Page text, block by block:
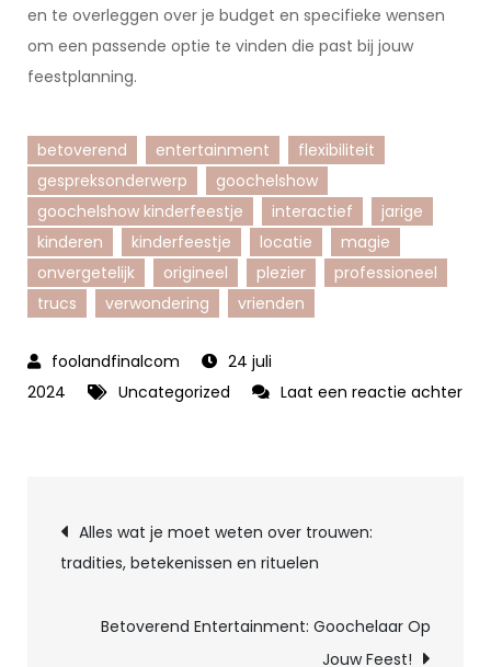
en te overleggen over je budget en specifieke wensen
om een passende optie te vinden die past bij jouw
feestplanning.
betoverend entertainment
flexibiliteit
gespreksonderwerp
goochelshow
goochelshow kinderfeestje
interactief
jarige
kinderen
kinderfeestje locatie
magie
onvergetelijk
origineel plezier
professioneel
trucs
verwondering vrienden
24 juli
2024
Uncategorized
Laat een reactie achter
Kinderfeestje
Berichtnavigatie
Alles wat je moet weten over trouwen:
tradities, betekenissen en rituelen
Betoverend Entertainment: Goochelaar Op
Jouw Feest!